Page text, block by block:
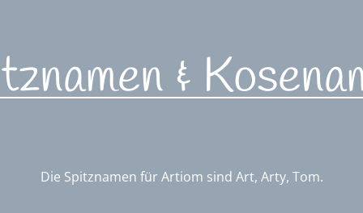
&
Die Spitznamen für Artiom sind Art, Arty, Tom.